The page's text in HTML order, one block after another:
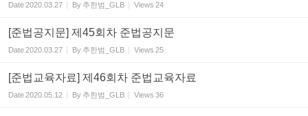
Date2020.03.27 By 추한범_GLB Views 24
[준법공지문] 제45회차 준법공지문
Date2020.03.27 By 추한범_GLB Views 25
[준법교육자료] 제46회차 준법교육자료
Date2020.05.12 By 추한범_GLB Views 36